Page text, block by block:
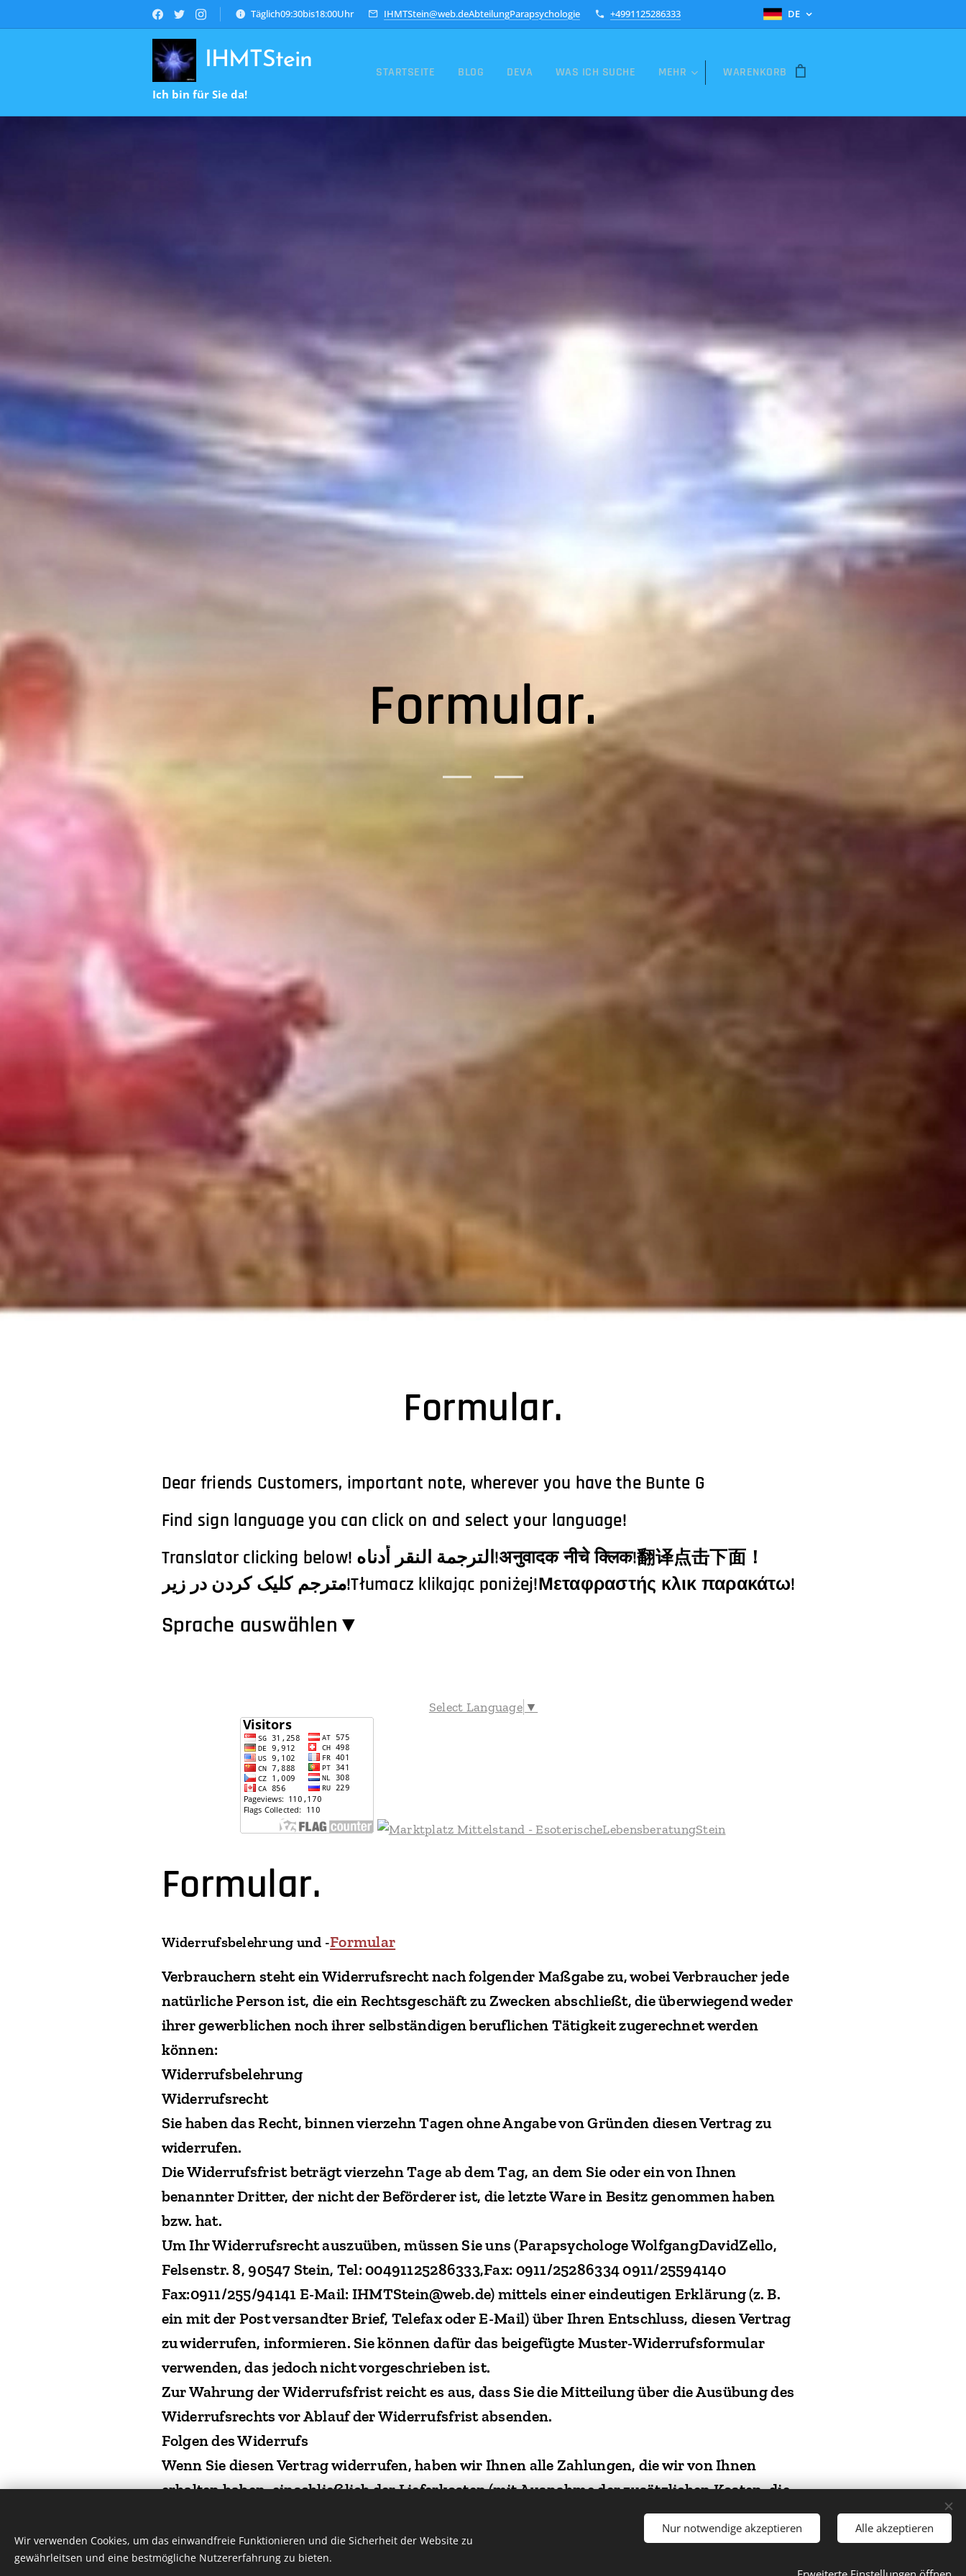
Täglich09:30bis18:00Uhr IHMTStein@web.deAbteilungParapsychologie +4991125286333 DE
IHMTStein
Ich bin für Sie da!
STARTSEITE BLOG DEVA WAS ICH SUCHE MEHR WARENKORB
Formular.
Formular.
Dear friends Customers, important note, wherever you have the Bunte G
Find sign language you can click on and select your language!
Translator clicking below! الترجمة النقر أدناه!अनुवादक नीचे क्लिक!翻译点击下面！
مترجم کلیک کردن در زیر!Tłumacz klikając poniżej!Μεταφραστής κλικ παρακάτω!
Sprache auswählen​▼
Select Language ▼
Formular.
Widerrufsbelehrung und -Formular
Verbrauchern steht ein Widerrufsrecht nach folgender Maßgabe zu, wobei Verbraucher jede
natürliche Person ist, die ein Rechtsgeschäft zu Zwecken abschließt, die überwiegend weder
ihrer gewerblichen noch ihrer selbständigen beruflichen Tätigkeit zugerechnet werden
können:
Widerrufsbelehrung
Widerrufsrecht
Sie haben das Recht, binnen vierzehn Tagen ohne Angabe von Gründen diesen Vertrag zu
widerrufen.
Die Widerrufsfrist beträgt vierzehn Tage ab dem Tag, an dem Sie oder ein von Ihnen
benannter Dritter, der nicht der Beförderer ist, die letzte Ware in Besitz genommen haben
bzw. hat.
Um Ihr Widerrufsrecht auszuüben, müssen Sie uns (Parapsychologe WolfgangDavidZello,
Felsenstr. 8, 90547 Stein, Tel: 00491125286333,Fax: 0911/25286334 0911/25594140
Fax:0911/255/94141 E-Mail: IHMTStein@web.de) mittels einer eindeutigen Erklärung (z. B.
ein mit der Post versandter Brief, Telefax oder E-Mail) über Ihren Entschluss, diesen Vertrag
zu widerrufen, informieren. Sie können dafür das beigefügte Muster-Widerrufsformular
verwenden, das jedoch nicht vorgeschrieben ist.
Zur Wahrung der Widerrufsfrist reicht es aus, dass Sie die Mitteilung über die Ausübung des
Widerrufsrechts vor Ablauf der Widerrufsfrist absenden.
Folgen des Widerrufs
Wenn Sie diesen Vertrag widerrufen, haben wir Ihnen alle Zahlungen, die wir von Ihnen
erhalten haben, einschließlich der Lieferkosten (mit Ausnahme der zusätzlichen Kosten, die
sich daraus ergeben, dass Sie eine andere Art der Lieferung als die von uns angebotene,
günstigste Standardlieferung gewählt haben), unverzüglich und spätestens binnen vierzehn
Tagen ab dem Tag zurückzuzahlen, an dem die Mitteilung über Ihren Widerruf dieses
Wir verwenden Cookies, um das einwandfreie Funktionieren und die Sicherheit der Website zu
gewährleitsen und eine bestmögliche Nutzererfahrung zu bieten.
Nur notwendige akzeptieren Alle akzeptieren